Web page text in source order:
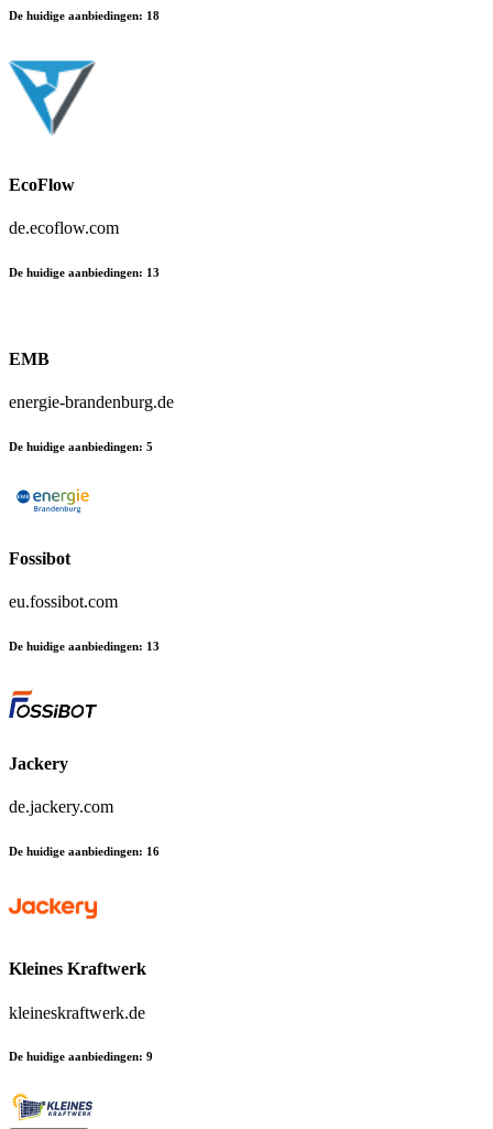
De huidige aanbiedingen: 18
EcoFlow
de.ecoflow.com
De huidige aanbiedingen: 13
EMB
energie-brandenburg.de
De huidige aanbiedingen: 5
Fossibot
eu.fossibot.com
De huidige aanbiedingen: 13
Jackery
de.jackery.com
De huidige aanbiedingen: 16
Kleines Kraftwerk
kleineskraftwerk.de
De huidige aanbiedingen: 9